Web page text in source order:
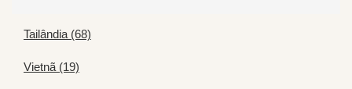
Tailândia (68)
Vietnã (19)